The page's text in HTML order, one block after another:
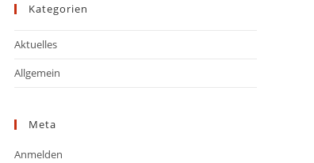
Kategorien
Aktuelles
Allgemein
Meta
Anmelden